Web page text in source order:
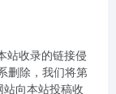
站收录的链接侵
删除，我们将第
向本站投稿收